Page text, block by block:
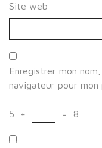
Site web
Enregistrer mon
navigateur pour mon
5 + = 8